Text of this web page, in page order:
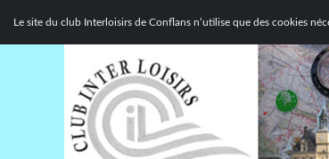
Le site du club Interloisirs de Conflans n’utilise que des cookies